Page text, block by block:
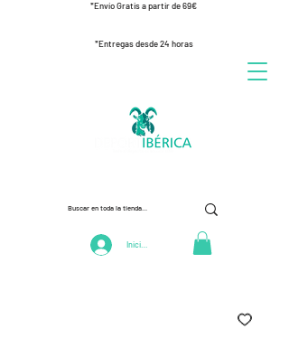
*Envío Gratis a partir de 69€
*Entregas desde 24 horas
Iniciar Sesión